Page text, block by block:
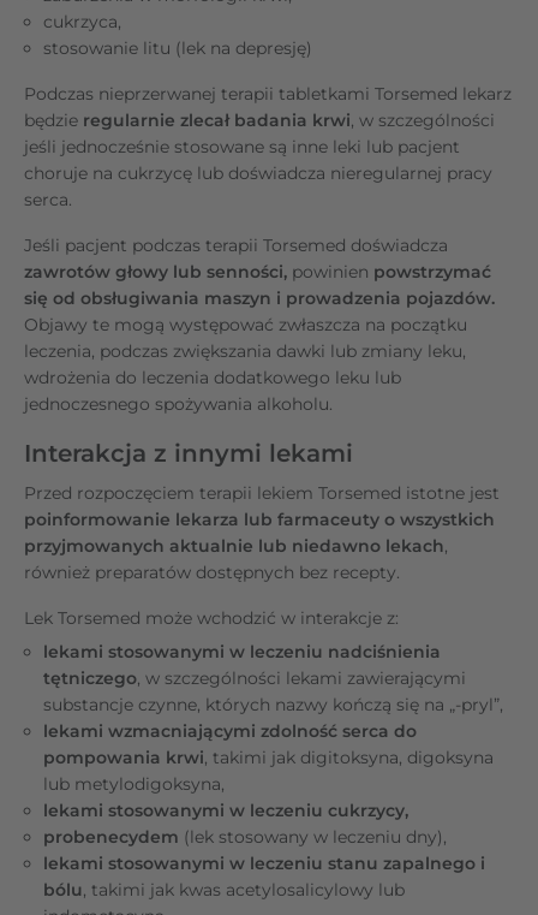
cukrzyca,
stosowanie litu (lek na depresję)
Podczas nieprzerwanej terapii tabletkami Torsemed lekarz
będzie regularnie zlecał badania krwi, w szczególności
jeśli jednocześnie stosowane są inne leki lub pacjent
choruje na cukrzycę lub doświadcza nieregularnej pracy
serca.
Jeśli pacjent podczas terapii Torsemed doświadcza
zawrotów głowy lub senności, powinien powstrzymać
się od obsługiwania maszyn i prowadzenia pojazdów.
Objawy te mogą występować zwłaszcza na początku
leczenia, podczas zwiększania dawki lub zmiany leku,
wdrożenia do leczenia dodatkowego leku lub
jednoczesnego spożywania alkoholu.
Interakcja z innymi lekami
Przed rozpoczęciem terapii lekiem Torsemed istotne jest
poinformowanie lekarza lub farmaceuty o wszystkich
przyjmowanych aktualnie lub niedawno lekach,
również preparatów dostępnych bez recepty.
Lek Torsemed może wchodzić w interakcje z:
lekami stosowanymi w leczeniu nadciśnienia
tętniczego, w szczególności lekami zawierającymi
substancje czynne, których nazwy kończą się na „-pryl”,
lekami wzmacniającymi zdolność serca do
pompowania krwi, takimi jak digitoksyna, digoksyna
lub metylodigoksyna,
lekami stosowanymi w leczeniu cukrzycy,
probenecydem (lek stosowany w leczeniu dny),
lekami stosowanymi w leczeniu stanu zapalnego i
bólu, takimi jak kwas acetylosalicylowy lub